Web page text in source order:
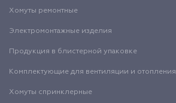
Хомуты ремонтные
Электромонтажные изделия
Продукция в блистерной упаковке
Комплектующие для вентиляции и отопления
Хомуты спринклерные